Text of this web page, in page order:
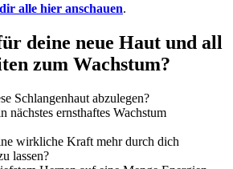
alle hier anschauen.
deine neue Haut und all
zum Wachstum?
Schlangenhaut abzulegen?
nächstes ernsthaftes Wachstum
wirkliche Kraft mehr durch dich
lassen?